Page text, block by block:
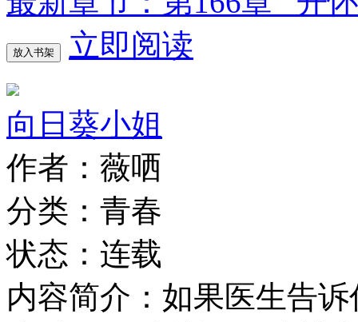
放入书架 立即阅读
向日葵小姐
作者：薇哂
分类：青春
状态：连载
内容简介：如果医生告